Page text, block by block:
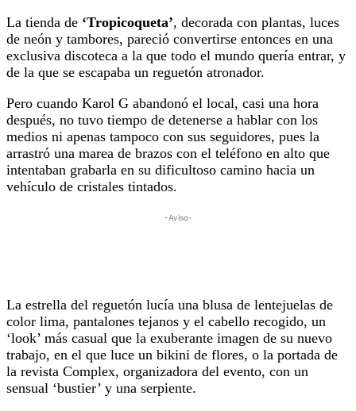
La tienda de ‘Tropicoqueta’, decorada con plantas, luces
de neón y tambores, pareció convertirse entonces en una
exclusiva discoteca a la que todo el mundo quería entrar, y
de la que se escapaba un reguetón atronador.
Pero cuando Karol G abandonó el local, casi una hora
después, no tuvo tiempo de detenerse a hablar con los
medios ni apenas tampoco con sus seguidores, pues la
arrastró una marea de brazos con el teléfono en alto que
intentaban grabarla en su dificultoso camino hacia un
vehículo de cristales tintados.
-Aviso-
La estrella del reguetón lucía una blusa de lentejuelas de
color lima, pantalones tejanos y el cabello recogido, un
‘look’ más casual que la exuberante imagen de su nuevo
trabajo, en el que luce un bikini de flores, o la portada de
la revista Complex, organizadora del evento, con un
sensual ‘bustier’ y una serpiente.